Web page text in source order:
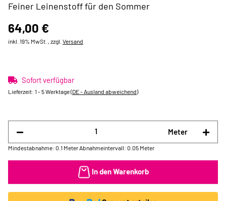
Feiner Leinenstoff für den Sommer
64,00 €
inkl. 19% MwSt. , zzgl. Versand
Sofort verfügbar
Lieferzeit: 1 - 5 Werktage(DE - Ausland abweichend)
Meter
Mindestabnahme: 0.1 Meter Abnahmeintervall: 0.05 Meter
In den Warenkorb